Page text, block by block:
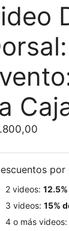
por
2 videos:
3 videos: 15%
4 o más videos: